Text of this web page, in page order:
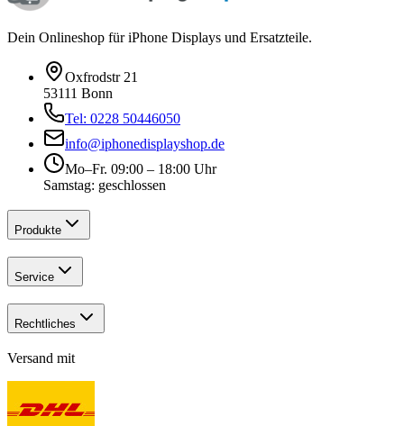
Dein Onlineshop für iPhone Displays und Ersatzteile.
Oxfrodstr 21
53111 Bonn
Tel: 0228 50446050
info@iphonedisplayshop.de
Mo–Fr. 09:00 – 18:00 Uhr
Samstag: geschlossen
Produkte
Service
Rechtliches
Versand mit